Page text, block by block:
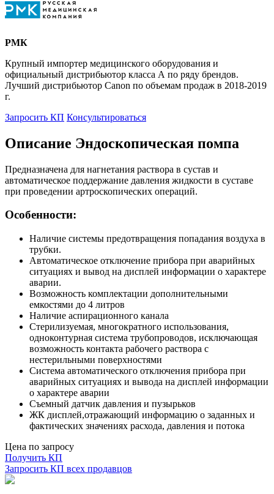
РМК
Крупный импортер медицинского оборудования и
официальный дистрибьютор класса А по ряду брендов.
Лучший дистрибьютор Canon по объемам продаж в 2018-2019
г.
Запросить КП Консультироваться
Описание Эндоскопическая помпа
Предназначена для нагнетания раствора в сустав и
автоматическое поддержание давления жидкости в суставе
при проведении артроскопических операций.
Особенности:
Наличие системы предотвращения попадания воздуха в
трубки.
Автоматическое отключение прибора при аварийных
ситуациях и вывод на дисплей информации о характере
аварии.
Возможность комплектации дополнительными
емкостями до 4 литров
Наличие аспирационного канала
Стерилизуемая, многократного использования,
одноконтурная система трубопроводов, исключающая
возможность контакта рабочего раствора с
нестерильными поверхностями
Система автоматического отключения прибора при
аварийных ситуациях и вывода на дисплей информации
о характере аварии
Съемный датчик давления и пузырьков
ЖК дисплей,отражающий информацию о заданных и
фактических значениях расхода, давления и потока
Цена по запросу
Получить КП
Запросить КП всех продавцов